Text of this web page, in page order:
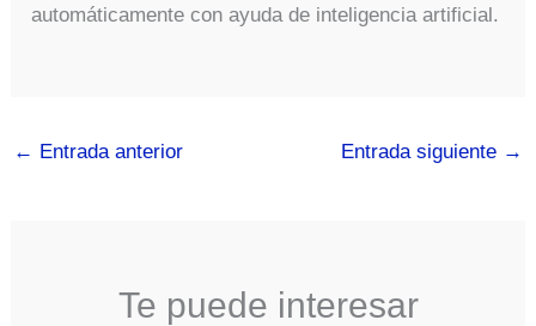
automáticamente con ayuda de inteligencia artificial.
← Entrada anterior Entrada siguiente →
Te puede interesar